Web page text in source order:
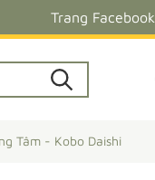
Trang Facebook
Tâm - Kobo Daishi